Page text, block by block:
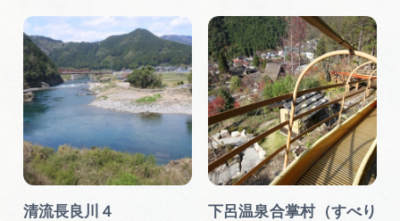
清流長良川４
下呂温泉合掌村（すべり